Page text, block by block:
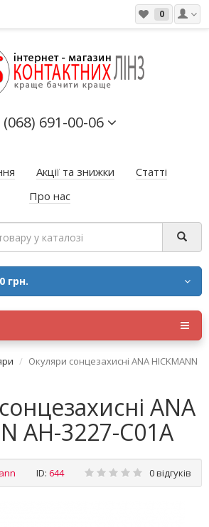
0
(068) 691-00-06
Акції та знижки
Статті
Про нас
0 грн.
Окуляри сонцезахисні ANA HICKMANN
ANA
AH-3227-C01A
ID: 644 0 відгуків